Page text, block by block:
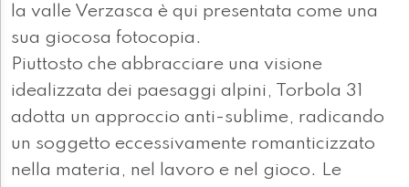
la valle Verzasca è qui presentata come una
sua giocosa fotocopia.
Piuttosto che abbracciare una visione
idealizzata dei paesaggi alpini, Torbola 31
adotta un approccio anti-sublime, radicando
un soggetto eccessivamente romanticizzato
nella materia, nel lavoro e nel gioco. Le